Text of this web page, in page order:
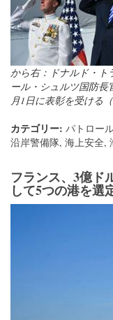
から右：ドナルド・ト
ール・シュルツ国防長
月1日に表彰を受ける
カテゴリー: パトロー
沿岸警備隊, 海上安全,
フランス、3億ド
して5つの港を選